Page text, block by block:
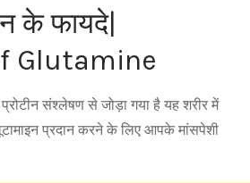
के फायदे|
Glutamine
संश्लेषण से जोड़ा गया है यह शरीर में
प्रदान करने के लिए आपके मांसपेशी